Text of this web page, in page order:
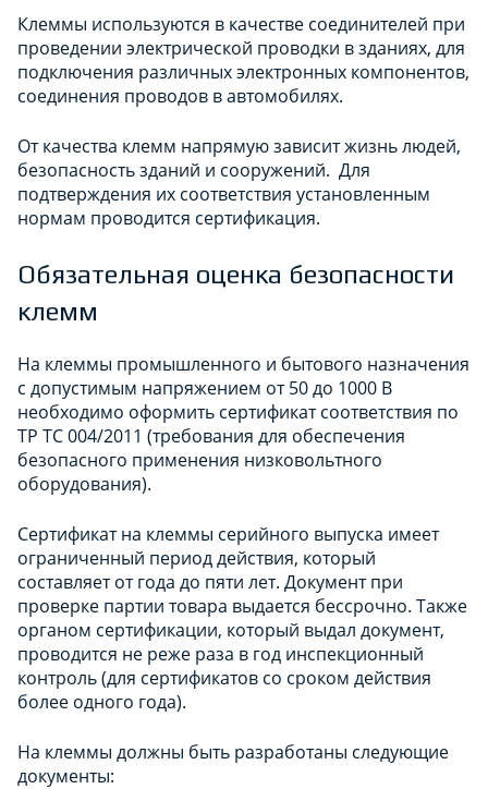
Клеммы используются в качестве соединителей при
проведении электрической проводки в зданиях, для
подключения различных электронных компонентов,
соединения проводов в автомобилях.
От качества клемм напрямую зависит жизнь людей,
безопасность зданий и сооружений. Для
подтверждения их соответствия установленным
нормам проводится сертификация.
Обязательная оценка безопасности
клемм
На клеммы промышленного и бытового назначения
с допустимым напряжением от 50 до 1000 В
необходимо оформить сертификат соответствия по
ТР ТС 004/2011 (требования для обеспечения
безопасного применения низковольтного
оборудования).
Сертификат на клеммы серийного выпуска имеет
ограниченный период действия, который
составляет от года до пяти лет. Документ при
проверке партии товара выдается бессрочно. Также
органом сертификации, который выдал документ,
проводится не реже раза в год инспекционный
контроль (для сертификатов со сроком действия
более одного года).
На клеммы должны быть разработаны следующие
документы: